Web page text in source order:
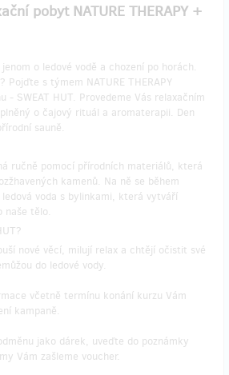
pobyt NATURE THERAPY +
jenom o ledové vodě a chození po horách.
Pojďte s týmem NATURE THERAPY
- SWEAT HUT. Provedeme Vás relaxačním
o čajový rituál a aromaterapii. Den
sauně.
ručně pomocí přírodních materiálů, která
kamenů. Na ně se během
voda s bylinkami, která vytváří
naše tělo.
nové věcí, milují relax a chtějí očistit své
do ledové vody.
včetně termínu konání kurzu Vám
kampaně.
jako dárek, uveďte do poznámky
Vám zašleme voucher.